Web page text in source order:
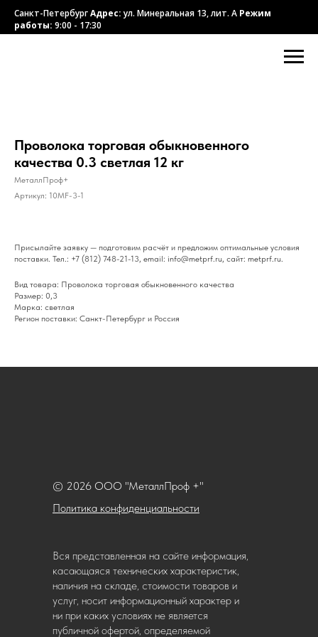
Санкт-ПетербургАдрес:ул. Минеральная 13, лит. А Режим
работы: 9:00 - 17:30
Проволока торговая обыкновенного
качества 0.3 светлая 12 кг
МеталлПроф+
Артикул: 10MF-3-1
Присылайте заявку — подготовим расчёт и предложим оптимальные условия
поставки. Тел.: +7 (812) 748-21-13, email: info@metprf.ru, сайт: metprf.ru.
Вид товара: Проволока торговая обыкновенного качества
Размер: 0,3
Марка: светлая
Регион поставки: Санкт-Петербург и Россия
Политика конфиденциальности
© 2026 ООО "МеталлПроф +"
Вся представленная на сайте информация,
касающаяся технических характеристик,
наличия на складе, стоимости товаров и
услуг, носит информационный характер и
ни при каких условиях не является
публичной офертой, определяемой